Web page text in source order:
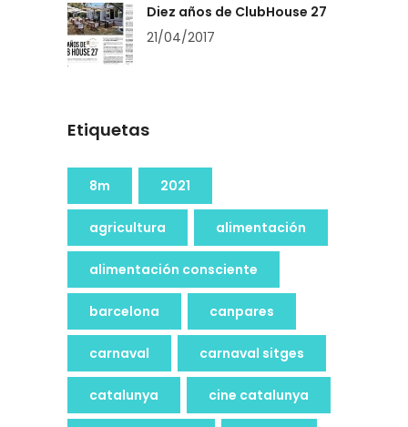
Diez años de ClubHouse 27
21/04/2017
Etiquetas
8m 2021
agricultura alimentación
alimentación consciente
barcelona canpares
carnaval carnaval sitges
catalunya cine catalunya